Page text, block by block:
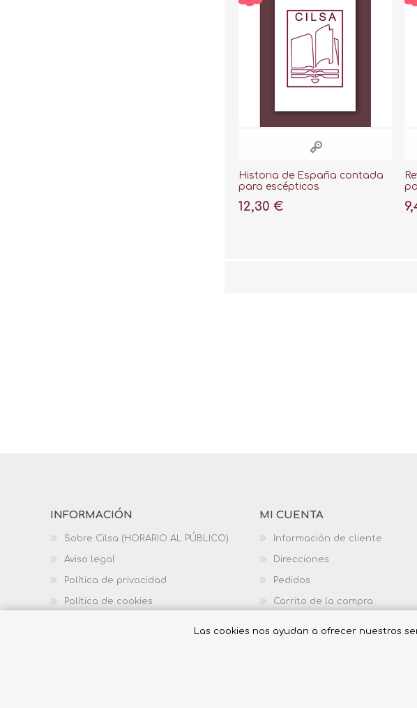
Historia de España contada
para escépticos
12,30 €
INFORMACIÓN
Sobre Cilsa (HORARIO AL PÚBLICO)
Aviso legal
Política de privacidad
Política de cookies
MI CUENTA
Información de cliente
Direcciones
Pedidos
Carrito de la compra
Las cookies nos ayudan a ofrecer nuestros